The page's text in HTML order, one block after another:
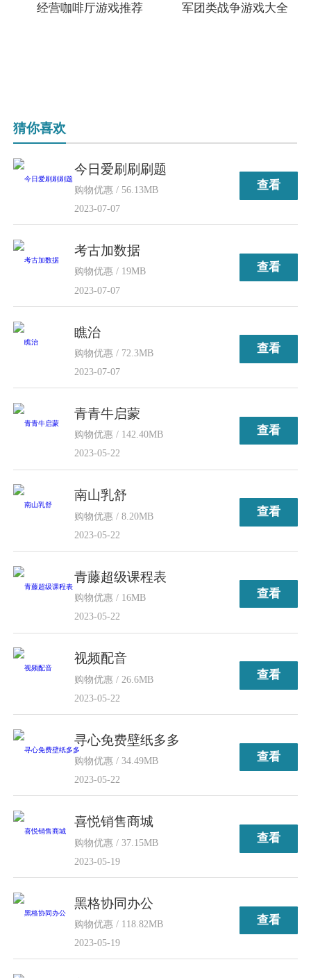
经营咖啡厅游戏推荐 军团类战争游戏大全
猜你喜欢
今日爱刷刷刷题
购物优惠 / 56.13MB
2023-07-07
查看
考古加数据
购物优惠 / 19MB
2023-07-07
查看
瞧治
购物优惠 / 72.3MB
2023-07-07
查看
青青牛启蒙
购物优惠 / 142.40MB
2023-05-22
查看
南山乳舒
购物优惠 / 8.20MB
2023-05-22
查看
青藤超级课程表
购物优惠 / 16MB
2023-05-22
查看
视频配音
购物优惠 / 26.6MB
2023-05-22
查看
寻心免费壁纸多多
购物优惠 / 34.49MB
2023-05-22
查看
喜悦销售商城
购物优惠 / 37.15MB
2023-05-19
查看
黑格协同办公
购物优惠 / 118.82MB
2023-05-19
查看